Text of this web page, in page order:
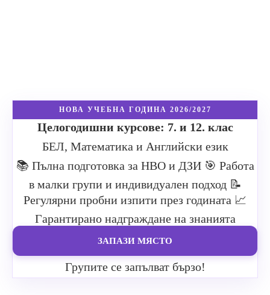
НОВА УЧЕБНА ГОДИНА 2026/2027
Целогодишни курсове: 7. и 12. клас
БЕЛ, Математика и Английски език
📚 Пълна подготовка за НВО и ДЗИ 🎯 Работа
в малки групи и индивидуален подход 📝
Регулярни пробни изпити през годината 📈
Гарантирано надграждане на знанията
ЗАПАЗИ МЯСТО
Групите се запълват бързо!